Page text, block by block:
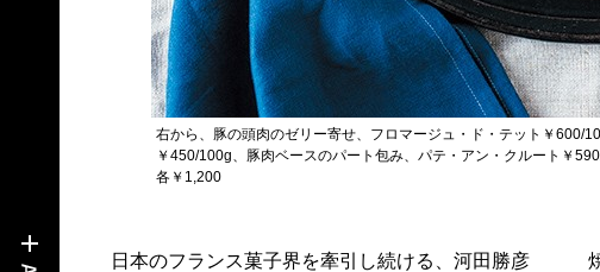
右から、豚の頭肉のゼリー寄せ、フロマージュ・ド・テット￥600/
￥450/100g、豚肉ベースのパート包み、パテ・アン・クルート￥
各￥1,200
日本のフランス菓子界を牽引し続ける、河田勝彦
焼き色が絶妙なパイで包まれたパテ・アン・クル